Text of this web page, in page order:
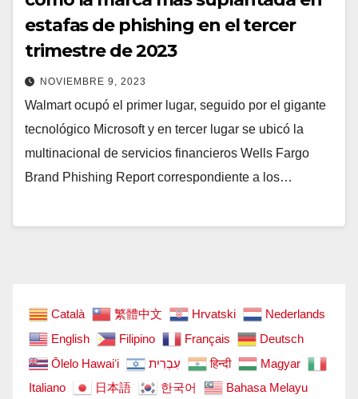
estafas de phishing en el tercer
trimestre de 2023
NOVIEMBRE 9, 2023
Walmart ocupó el primer lugar, seguido por el gigante
tecnológico Microsoft y en tercer lugar se ubicó la
multinacional de servicios financieros Wells Fargo
Brand Phishing Report correspondiente a los…
Català 繁體中文 Hrvatski
Nederlands
English
Filipino Français
Deutsch
Ōlelo Hawaiʻi
עִבְרִית हिन्दी
Magyar
Italiano
日本語 한국어
Bahasa Melayu